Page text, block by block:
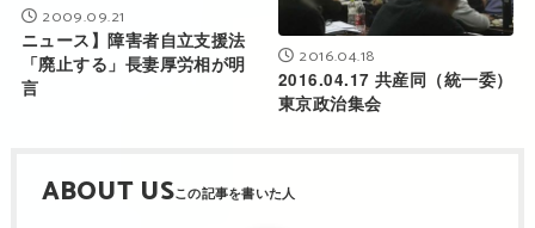
2009.09.21
ニュース】障害者自立支援法
「廃止する」長妻厚労相が明
言
2016.04.18
2016.04.17 共産同（統一委）
東京政治集会
ABOUT US